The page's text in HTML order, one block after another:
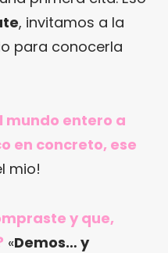
, invitamos a la
para conocerla
mundo entero a
en concreto, ese
mio!
y que,
«Demos… y